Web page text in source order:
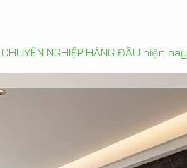
NGHIỆP HÀNG ĐẦU hiện nay